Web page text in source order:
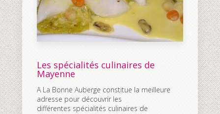
Les spécialités culinaires de
Mayenne
A La Bonne Auberge constitue la meilleure
adresse pour découvrir les
différentes spécialités culinaires de